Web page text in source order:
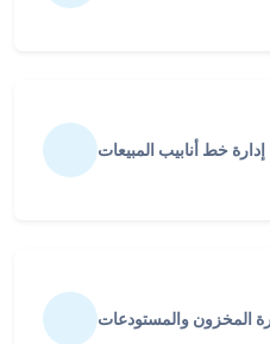
إدارة خط أنابيب المبيعات
المخزون والمستودعات